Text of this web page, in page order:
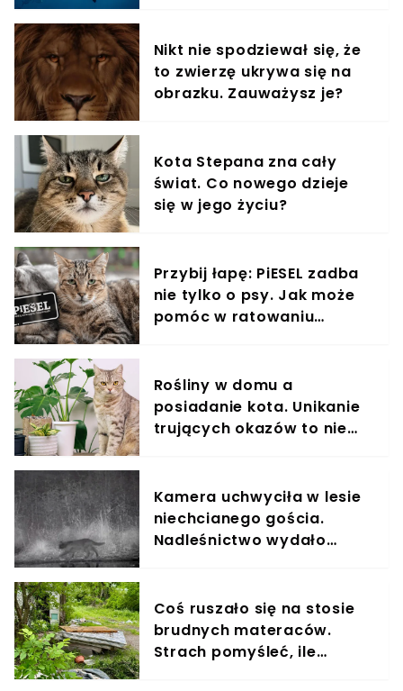
rozłąki. Nie mógł powstrzymać łez Badania
wykazały, że ludzie całują swoje psy częściej niż
partnerów. 52% badanych przyznało też, że woli
spać ze zwierzakiem Niedźwiedź zareagował na
kobietę, która pomachała mu z samochodu. Nikt
się tego nie spodziewał Kobieta wjechała w
Uratowała życie kota Właścicielka niechcący
zamknęła kota w lodówce. Nie spodziewała się
takiej reakcji
Nikt nie spodziewał się, że
to zwierzę ukrywa się na
obrazku. Zauważysz je?
Kota Stepana zna cały
świat. Co nowego dzieje
się w jego życiu?
Przybij łapę: PiESEL zadba
nie tylko o psy. Jak może
pomóc w ratowaniu
Rośliny w domu a
posiadanie kota. Unikanie
trujących okazów to nie
Kamera uchwyciła w lesie
niechcianego gościa.
Nadleśnictwo wydało
Coś ruszało się na stosie
brudnych materaców.
Strach pomyśleć, ile